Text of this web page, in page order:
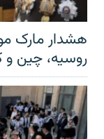
هشدار مارک
روسیه، چین